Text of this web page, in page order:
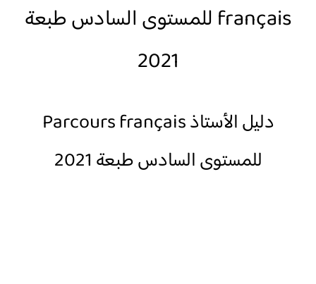
français للمستوى السادس طبعة
2021
دليل الأستاذ Parcours français
للمستوى السادس طبعة 2021